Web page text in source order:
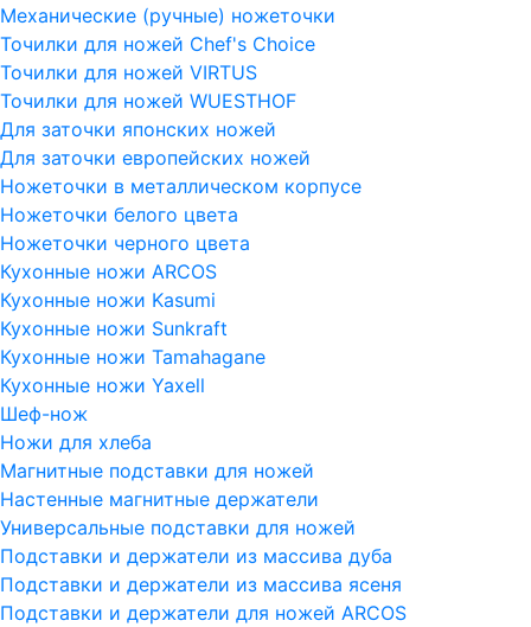
Механические (ручные) ножеточки
Точилки для ножей Chef's Choice
Точилки для ножей VIRTUS
Точилки для ножей WUESTHOF
Для заточки японских ножей
Для заточки европейских ножей
Ножеточки в металлическом корпусе
Ножеточки белого цвета
Ножеточки черного цвета
Кухонные ножи ARCOS
Кухонные ножи Kasumi
Кухонные ножи Sunkraft
Кухонные ножи Tamahagane
Кухонные ножи Yaxell
Шеф-нож
Ножи для хлеба
Магнитные подставки для ножей
Настенные магнитные держатели
Универсальные подставки для ножей
Подставки и держатели из массива дуба
Подставки и держатели из массива ясеня
Подставки и держатели для ножей ARCOS